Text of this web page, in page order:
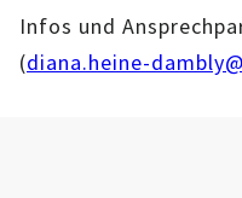
Infos und
(diana.heine-